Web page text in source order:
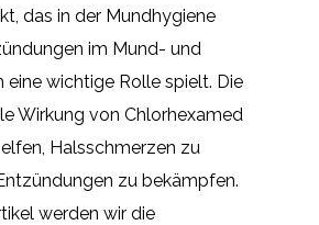
das in der Mundhygiene
im Mund- und
eine wichtige Rolle spielt. Die
Wirkung von Chlorhexamed
Halsschmerzen zu
zu bekämpfen.
werden wir die